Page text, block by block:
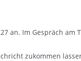
an. Im Gespräch
zukommen